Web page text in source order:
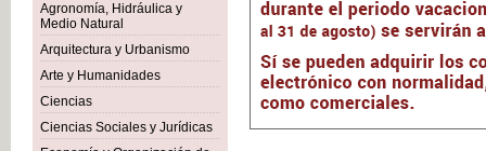
Agronomía, Hidráulica y
Medio Natural
Arquitectura y Urbanismo
Arte y Humanidades
Ciencias
Ciencias Sociales y Jurídicas